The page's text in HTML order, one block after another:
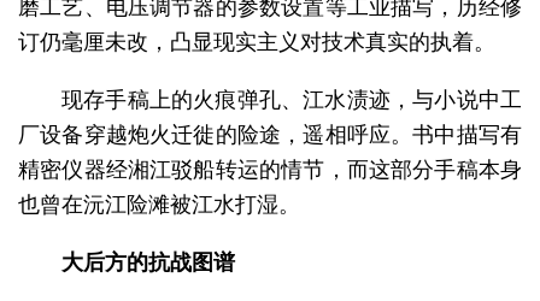
订仍毫厘未改，凸显现实主义对技术真实的执着。
现存手稿上的火痕弹孔、江水渍迹，与小说中工
厂设备穿越炮火迁徙的险途，遥相呼应。书中描写有
精密仪器经湘江驳船转运的情节，而这部分手稿本身
也曾在沅江险滩被江水打湿。
大后方的抗战图谱